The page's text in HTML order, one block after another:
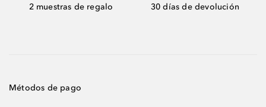
2 muestras de regalo 30 días de devolución
Métodos de pago